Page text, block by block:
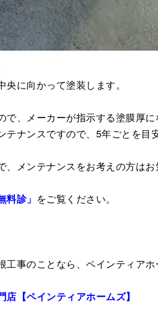
に向かって塗装します。
、メーカーが指示する塗膜厚に
ナンスですので、5年ごとを目
メンテナンスをお考えの方はお
料診」 をご覧ください。
事のことなら、ペインティアホ
【ペインティアホームズ】